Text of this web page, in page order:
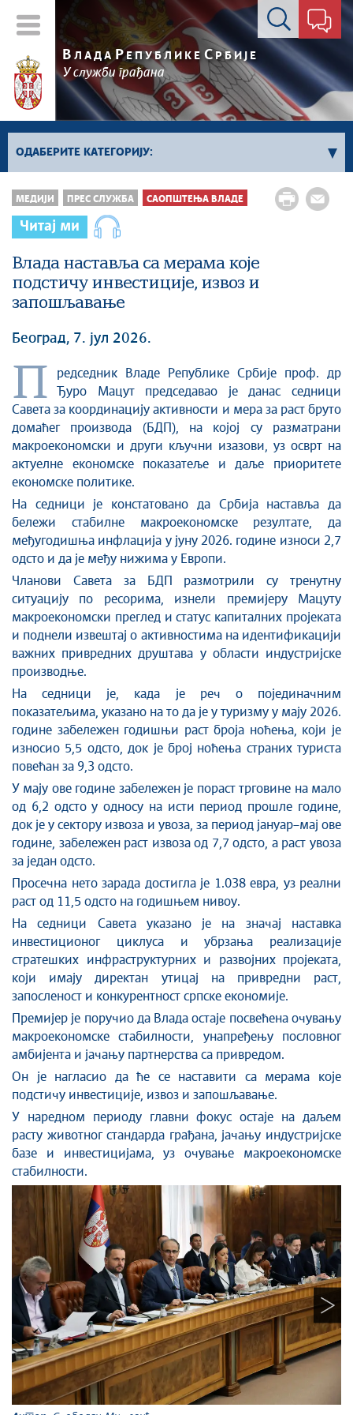
Контакт форма
В ЛАДА РЕПУБЛИКЕ СРБИЈЕ
У служби грађана
ОДАБЕРИТЕ КАТЕГОРИЈУ:
Kонференцијe за новинаре
Најавe и обавештења
Саопштења Владе
Саопштења министарстава
Аудио прес
МЕДИЈИ ПРЕС СЛУЖБА САОПШТЕЊА ВЛАДЕ
Читај ми
Влада наставља са мерама које
подстичу инвестиције, извоз и
запошљавање
Београд, 7. јул 2026.
П редседник Владе Републике Србије проф. др
Ђуро Мацут председавао је данас седници
Савета за координацију активности и мера за раст бруто
домаћег производа (БДП), на којој су разматрани
макроекономски и други кључни изазови, уз осврт на
актуелне економске показатеље и даље приоритете
економске политике.
На седници је констатовано да Србија наставља да
бележи стабилне макроекономске резултате , да
међугодишња инфлација у јуну 2026. године износи 2 7
одсто и да је међу нижима у Европи.
Чланови Савета за БДП размотрили су тренутну
ситуацију по ресорима,
изнели премијеру Мацуту
макроекономски преглед и статус капиталних пројеката
и поднели извештај о активностима на идентификацији
важних привредних друштава у области индустријске
производње.
На седници је, када је реч о појединачним
показатељима , указано на то да је у туризму у мају 2026.
године забележен годишњи раст броја ноћења, који је
износио 5,5 одсто, док је број ноћења страних туриста
повећан за 9,3 одсто.
У мају ове године забележен је пораст трговине на мало
од 6,2 одсто у односу на исти период прошле године,
док је у сектору извоза и увоза, за период јануар–мај ове
године, забележен раст извоза од 7,7 одсто, а раст увоза
за један одсто.
Просечна нето зарада достигла је 1.038евра, уз реални
раст од 11,5 одсто на годишњем нивоу.
На седници Савета указано је на значај наставка
инвестиционог циклуса и убрзања реализације
стратешких инфраструктурних и развојних пројеката,
који имају директан утицај на привредни раст,
запосленост и конкурентност српске економије.
Премијер је поручио да Влада остаје посвећена очувању
макроекономске стабилности, унапређењу пословног
амбијента и јачању партнерства са привредом.
Он је нагласио да ће се наставити са мерама које
подстичу инвестиције, извоз и запошљавање.
У наредном периоду главни фокус остаје на даљем
расту животног стандарда грађана, јачању индустријске
базе и инвестицијама, уз очување макроекономске
стабилности.